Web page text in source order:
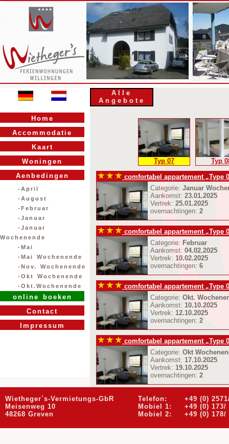
Home
Accommodatie
Kaart
Woningen
Aenbedingen
-April
-August
-Februar
-Januar
-Januar
Wochenende
-Mai
-Mai Wochenende
-Nov. Wochenende
-Okt Wochenende
-Okt.Wochenende
online boeken
Contact
Impressum
Alle
Angebote
Typ 07 Typ
comfortabel appartement
Categorie: Januar
Aankomst: 23.01.2025
Vertrek: 25.01.2025
overnachtingen: 2
comfortabel appartement
Categorie: Februar
Aankomst: 04.02.2025
Vertrek: 10.02.2025
overnachtingen: 6
comfortabel appartement
Categorie: Okt.
Aankomst: 10.10.2025
Vertrek: 12.10.2025
overnachtingen: 2
comfortabel appartement
Categorie: Okt
Aankomst: 17.10.2025
Vertrek: 19.10.2025
overnachtingen: 2
comfortabel appartement
Categorie:
Januar
Aankomst: 12.01.2026
overnachtingen:7
Wietheger`s-Vermietungs-GbR
Meisenweg 10
48268 Greven
Telefon:
Mobiel 1:
Mobiel 2:
+49 (0)
+49 (0) 173/
+49 (0) 178/